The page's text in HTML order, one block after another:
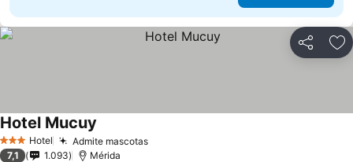
Compartir
3 Estrellas
Hotel Admite mascotas
Hotel Mucuy
7,1 1.093 Mérida